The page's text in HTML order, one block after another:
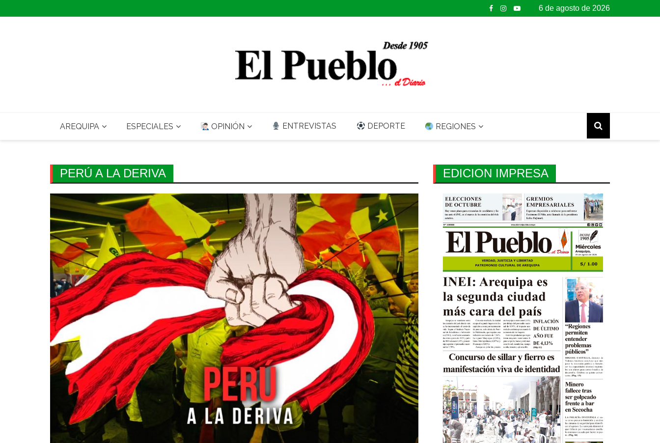
to
6 de agosto de 2026
AREQUIPA ESPECIALES OPINIÓN ENTREVISTAS DEPORTE REGIONES
PERÚ A LA DERIVA EDICION IMPRESA